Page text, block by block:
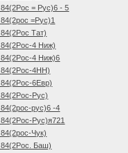
84(2Рос = Рус)6 - 5
84(2рос =Рус)1
84(2Рос Тат)
84(2Рос-4 Ниж)
84(2Рос-4 Ниж)6
84(2Рос-4НН)
84(2Рос-6Евр)
84(2Рос-Рус)
84(2рос-рус)6 -4
84(2Рос-Рус)я721
84(2рос-Чук)
84(2Рос. Баш)